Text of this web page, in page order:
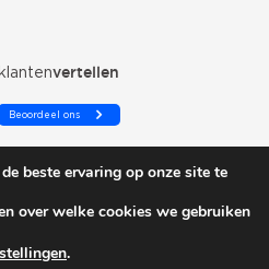
beste ervaring op onze site te
over welke cookies we gebruiken
.